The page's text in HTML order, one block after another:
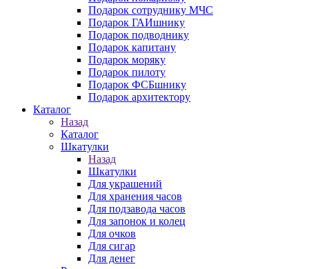
Подарок сотруднику МЧС
Подарок ГАИшнику
Подарок подводнику
Подарок капитану
Подарок моряку
Подарок пилоту
Подарок ФСБшнику
Подарок архитектору
Каталог
Назад
Каталог
Шкатулки
Назад
Шкатулки
Для украшений
Для хранения часов
Для подзавода часов
Для запонок и колец
Для очков
Для сигар
Для денег